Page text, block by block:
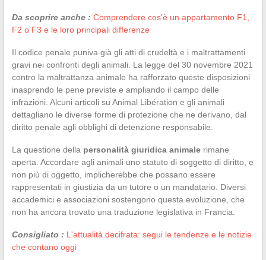
Da scoprire anche : Comprendere cos'è un appartamento F1,
F2 o F3 e le loro principali differenze
Il codice penale puniva già gli atti di crudeltà e i maltrattamenti
gravi nei confronti degli animali. La legge del 30 novembre 2021
contro la maltrattanza animale ha rafforzato queste disposizioni
inasprendo le pene previste e ampliando il campo delle
infrazioni. Alcuni articoli su Animal Libération e gli animali
dettagliano le diverse forme di protezione che ne derivano, dal
diritto penale agli obblighi di detenzione responsabile.
La questione della personalità giuridica animalerimane
aperta. Accordare agli animali uno statuto di soggetto di diritto, e
non più di oggetto, implicherebbe che possano essere
rappresentati in giustizia da un tutore o un mandatario. Diversi
accademici e associazioni sostengono questa evoluzione, che
non ha ancora trovato una traduzione legislativa in Francia.
Consigliato : L'attualità decifrata: segui le tendenze e le notizie
che contano oggi